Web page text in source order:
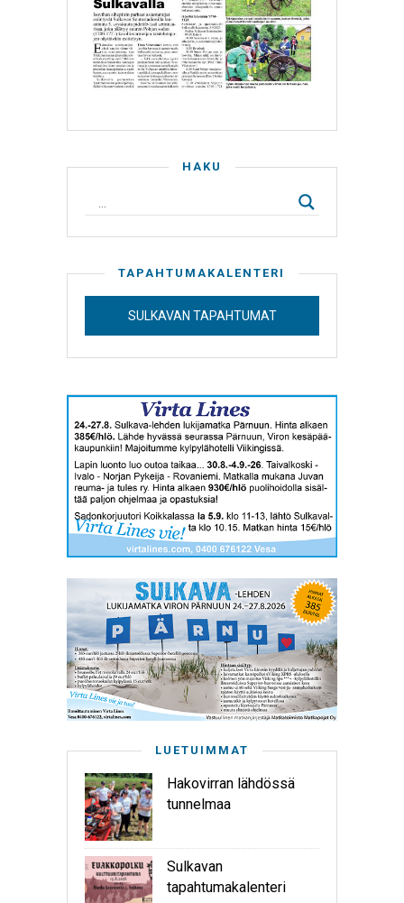
HAKU
TAPAHTUMAKALENTERI
SULKAVAN TAPAHTUMAT
LUETUIMMAT
Hakovirran lähdössä
tunnelmaa
Sulkavan
tapahtumakalenteri